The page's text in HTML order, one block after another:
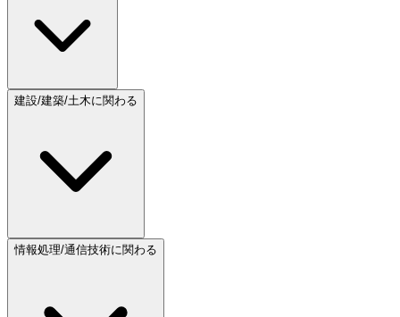
建設/建築/土木に関わる
情報処理/通信技術に関わる